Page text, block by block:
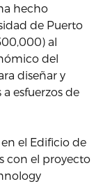
hecho
de Puerto
al
del
diseñar y
esfuerzos de
el Edificio de
con el proyecto